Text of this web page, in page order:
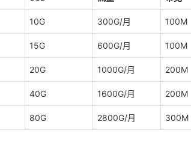
10G 300G/月 100M
15G 600G/月 100M
20G 1000G/月 200M
40G 1600G/月 200M
80G 2800G/月 300M